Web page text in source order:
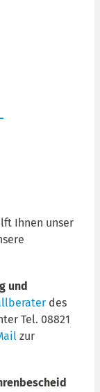
Ihnen unser
und
des
Tel. 08821
zur